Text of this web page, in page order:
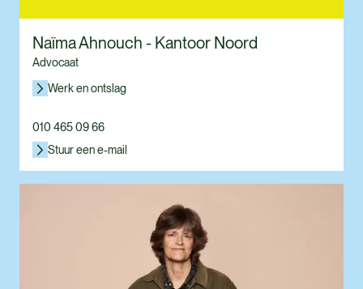
Naïma Ahnouch - Kantoor Noord
Advocaat
Werk en ontslag
010 465 09 66
Stuur een e-mail